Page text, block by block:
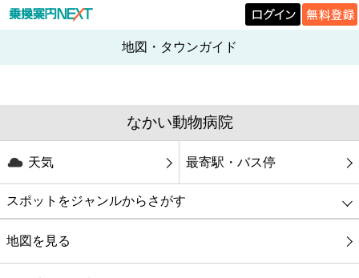
地図・タウンガイド
なかい動物病院
天気 最寄駅・バス停
スポットをジャンルからさがす
グルメ
地図を見る